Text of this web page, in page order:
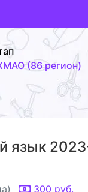
(86 регион)
язык
300 руб.